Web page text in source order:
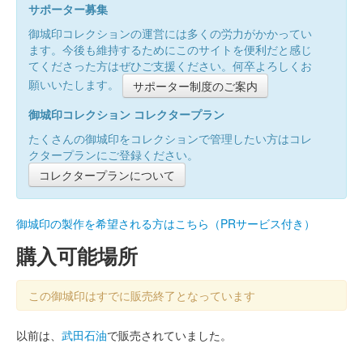
サポーター募集
御城印コレクションの運営には多くの労力がかかってい
ます。今後も維持するためにこのサイトを便利だと感じ
てくださった方はぜひご支援ください。何卒よろしくお
願いいたします。
サポーター制度のご案内
御城印コレクション コレクタープラン
たくさんの御城印をコレクションで管理したい方はコレ
クタープランにご登録ください。
コレクタープランについて
御城印の製作を希望される方はこちら（PRサービス付き）
購入可能場所
この御城印はすでに販売終了となっています
以前は、 武田石油で販売されていました。